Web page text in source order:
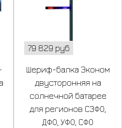
79 829 руб
Шериф-балка Эконом
двусторонняя на
солнечной батарее
для регионов СЗФО,
ДФО, УФО, СФО